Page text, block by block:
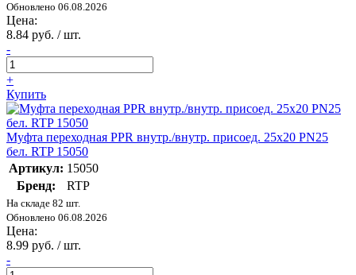
Обновлено 06.08.2026
Цена:
8.84 руб. / шт.
-
+
Купить
Муфта переходная PPR внутр./внутр. присоед. 25х20 PN25
бел. RTP 15050
Артикул: 15050
Бренд:
RTP
На складе 82 шт.
Обновлено 06.08.2026
Цена:
8.99 руб. / шт.
-